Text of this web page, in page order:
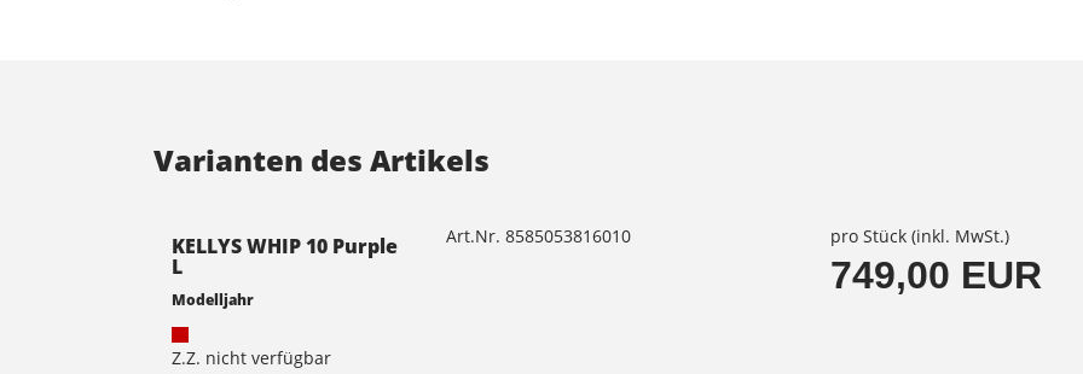
Varianten des Artikels
KELLYS WHIP 10 Purple
L
Modelljahr
Z.Z. nicht verfügbar
Art.Nr. 8585053816010 pro Stück (inkl. MwSt.)
749,00 EUR